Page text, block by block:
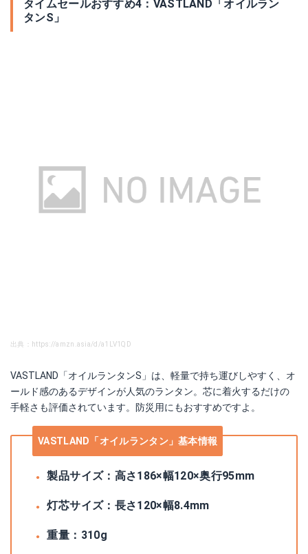
タイムセールおすすめ4：VASTLAND「オイルラン
タンS」
出典：https://amzn.asia/d/a1LV1QD
VASTLAND「オイルランタンS」は、軽量で持ち運びしやすく、オ
ールド感のあるデザインが人気のランタン。芯に着火するだけの
手軽さも評価されています。防災用にもおすすめですよ。
VASTLAND「オイルランタン」基本情報
製品サイズ：高さ186×幅120×奥行95mm
灯芯サイズ：長さ120×幅8.4mm
重量：310g